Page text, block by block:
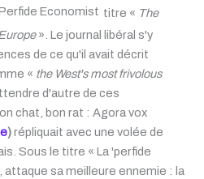
titre « The
». Le journal libéral s'y
de ce qu'il avait décrit
« the West's most frivolous
d'autre de ces
chat, bon rat : Agora vox
)répliquait avec une volée de
Sous le titre « La 'perfide
attaque sa meilleure ennemie : la